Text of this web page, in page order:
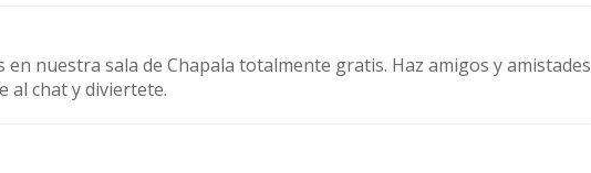
en nuestra sala de Chapala totalmente gratis. Haz amigos y amistades
al chat y diviertete.